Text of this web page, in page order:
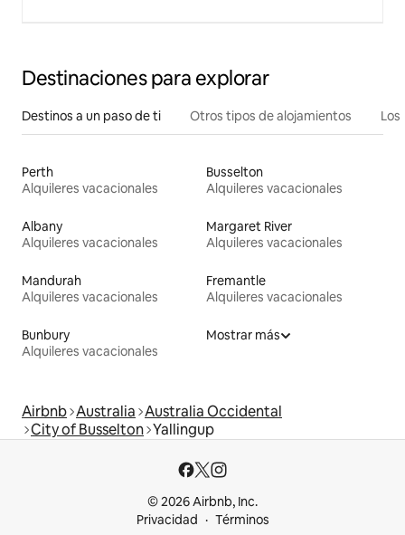
Destinaciones para explorar
Destinos a un paso de ti Otros tipos de alojamientos
Perth
Alquileres vacacionales
Busselton
Alquileres vacacionales
Albany
Alquileres vacacionales
Margaret River
Alquileres vacacionales
Mandurah
Alquileres vacacionales
Fremantle
Alquileres vacacionales
Bunbury
Alquileres vacacionales
Mostrar más
Airbnb Australia Australia Occidental
City of Busselton Yallingup
© 2026 Airbnb, Inc.
Privacidad
Términos